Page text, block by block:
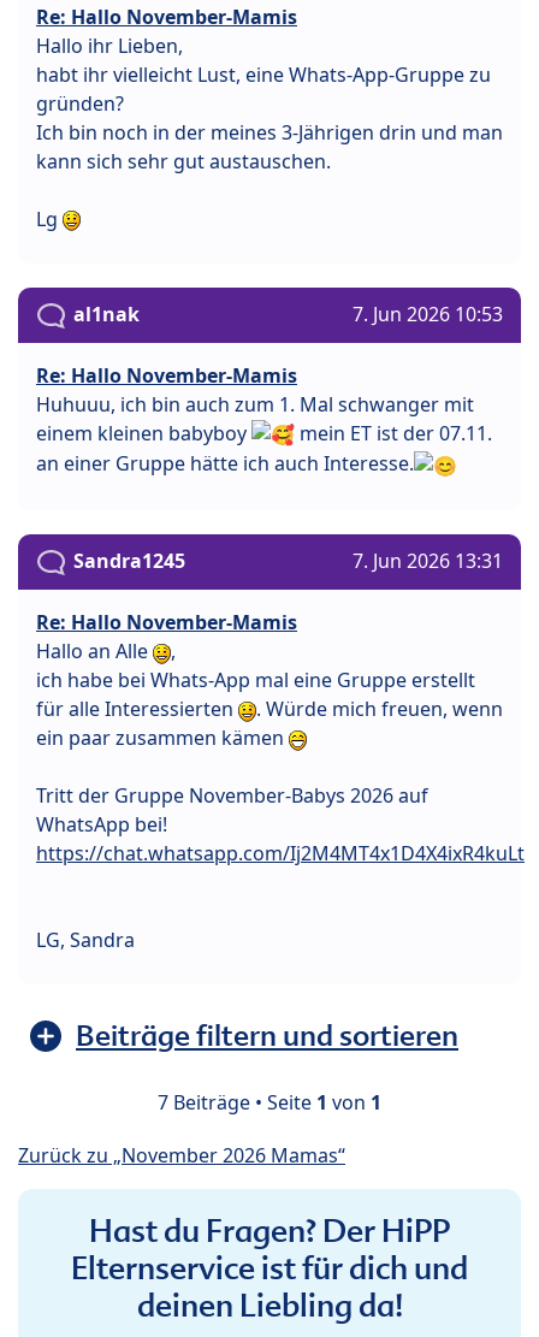
Re: Hallo November-Mamis
Hallo ihr Lieben,
habt ihr vielleicht Lust, eine Whats-App-Gruppe zu
gründen?
Ich bin noch in der meines 3-Jährigen drin und man
kann sich sehr gut austauschen.
Lg
al1nak 7. Jun 2026 10:53
Re: Hallo November-Mamis
Huhuuu, ich bin auch zum 1. Mal schwanger mit
einem kleinen babyboy
mein ET ist der 07.11.
an einer Gruppe hätte ich auch Interesse.
Sandra1245 7. Jun 2026 13:31
Re: Hallo November-Mamis
Hallo an Alle
,
ich habe bei Whats-App mal eine Gruppe erstellt
für alle Interessierten
. Würde mich freuen, wenn
ein paar zusammen kämen
Tritt der Gruppe November-Babys 2026 auf
WhatsApp bei!
https://chat.whatsapp.com/Ij2M4MT4x1D4X4ixR4kuLt
LG, Sandra
Beiträge filtern und sortieren
7 Beiträge • Seite 1 von 1
Zurück zu „November 2026 Mamas“
Hast du Fragen? Der HiPP
Elternservice ist für dich und
deinen Liebling da!